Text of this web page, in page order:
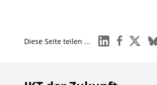
Diese Seite teilen ... linkedinfacebook
x